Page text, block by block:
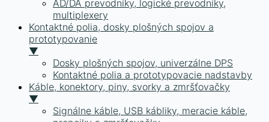
AD/DA prevodníky, logické prevodníky,
multiplexery
Kontaktné polia, dosky plošných spojov a
prototypovanie
▼
Dosky plošných spojov, univerzálne DPS
Kontaktné polia a prototypovacie nadstavby
Káble, konektory, piny, svorky a zmršťovačky
▼
Signálne káble, USB kábliky, meracie káble,